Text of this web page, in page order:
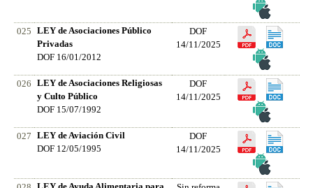
025
LEY de Asociaciones Público
Privadas
DOF 16/01/2012
DOF
14/11/2025
026
LEY de Asociaciones Religiosas
y Culto Público
DOF 15/07/1992
DOF
14/11/2025
027
LEY de Aviación Civil
DOF 12/05/1995
DOF
14/11/2025